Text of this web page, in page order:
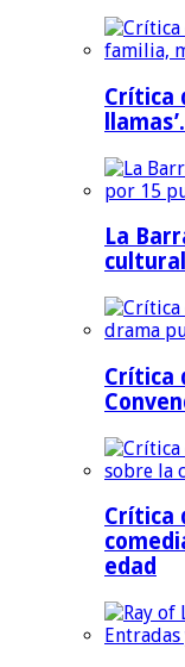
Crítica
La
Crítica
Crítica
edad